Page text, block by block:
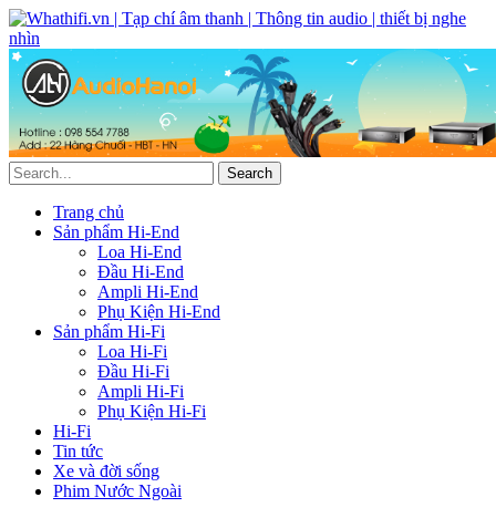
Trang chủ
Sản phẩm Hi-End
Loa Hi-End
Đầu Hi-End
Ampli Hi-End
Phụ Kiện Hi-End
Sản phẩm Hi-Fi
Loa Hi-Fi
Đầu Hi-Fi
Ampli Hi-Fi
Phụ Kiện Hi-Fi
Hi-Fi
Tin tức
Xe và đời sống
Phim Nước Ngoài